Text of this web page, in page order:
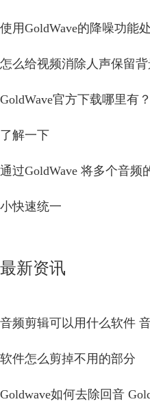
使用GoldWave的降噪功能
怎么给视频消除人声保留
GoldWave官方下载哪里有
了解一下
通过GoldWave 将多个音频
小快速统一
最新资讯
音频剪辑可以用什么软件
软件怎么剪掉不用的部分
Goldwave如何去除回音